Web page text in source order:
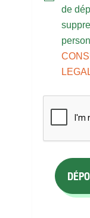
de